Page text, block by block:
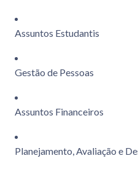
Assuntos Estudantis
Gestão de Pessoas
Assuntos Financeiros
Planejamento, Avaliação e